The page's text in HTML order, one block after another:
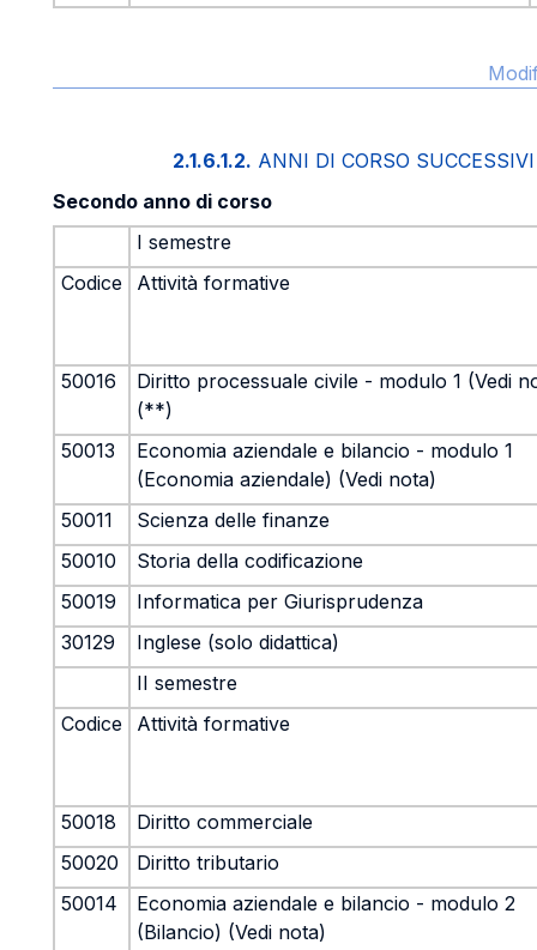
2.1.6.1.2. ANNI DI CORSO
Secondo anno di corso
I semestre
Codice
Attività formative
50016
Diritto processuale civile - modulo 1 (Vedi
(**)
50013
Economia aziendale e bilancio - modulo 1
(Economia aziendale) (Vedi nota)
50011
Scienza delle finanze
50010
Storia della codificazione
50019
Informatica per Giurisprudenza
30129
Inglese (solo didattica)
II semestre
Codice
Attività formative
50018
Diritto commerciale
50020
Diritto tributario
50014
Economia aziendale e bilancio - modulo 2
(Bilancio) (Vedi nota)